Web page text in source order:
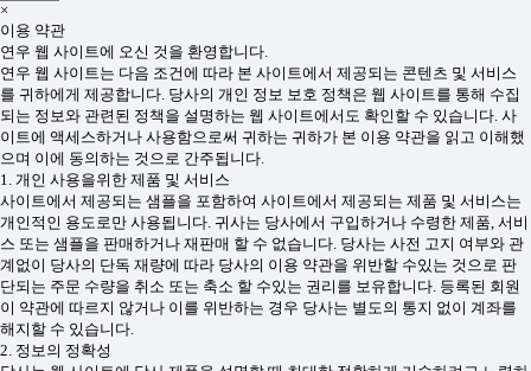
×
이용 약관
연우 웹 사이트에 오신 것을 환영합니다.
연우 웹 사이트는 다음 조건에 따라 본 사이트에서 제공되는 콘텐츠 및 서비스
를 귀하에게 제공합니다. 당사의 개인 정보 보호 정책은 웹 사이트를 통해 수집
되는 정보와 관련된 정책을 설명하는 웹 사이트에서도 확인할 수 있습니다. 사
이트에 액세스하거나 사용함으로써 귀하는 귀하가 본 이용 약관을 읽고 이해했
으며 이에 동의하는 것으로 간주됩니다.
1. 개인 사용을위한 제품 및 서비스
사이트에서 제공되는 샘플을 포함하여 사이트에서 제공되는 제품 및 서비스는
개인적인 용도로만 사용됩니다. 귀사는 당사에서 구입하거나 수령한 제품, 서비
스 또는 샘플을 판매하거나 재판매 할 수 없습니다. 당사는 사전 고지 여부와 관
계없이 당사의 단독 재량에 따라 당사의 이용 약관을 위반할 수있는 것으로 판
단되는 주문 수량을 취소 또는 축소 할 수있는 권리를 보유합니다. 등록된 회원
이 약관에 따르지 않거나 이를 위반하는 경우 당사는 별도의 통지 없이 계좌를
해지할 수 있습니다.
2. 정보의 정확성